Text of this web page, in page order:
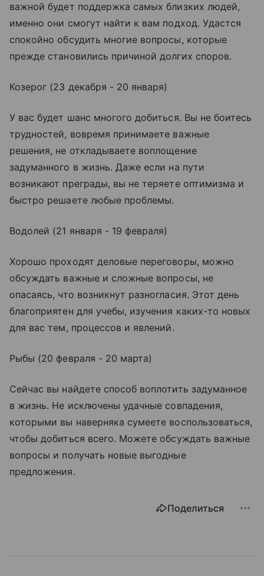
важной будет поддержка самых близких людей,
именно они смогут найти к вам подход. Удастся
спокойно обсудить многие вопросы, которые
прежде становились причиной долгих споров.
Козерог (23 декабря - 20 января)
У вас будет шанс многого добиться. Вы не боитесь
трудностей, вовремя принимаете важные
решения, не откладываете воплощение
задуманного в жизнь. Даже если на пути
возникают преграды, вы не теряете оптимизма и
быстро решаете любые проблемы.
Водолей (21 января - 19 февраля)
Хорошо проходят деловые переговоры, можно
обсуждать важные и сложные вопросы, не
опасаясь, что возникнут разногласия. Этот день
благоприятен для учебы, изучения каких-то новых
для вас тем, процессов и явлений.
Рыбы (20 февраля - 20 марта)
Сейчас вы найдете способ воплотить задуманное
в жизнь. Не исключены удачные совпадения,
которыми вы наверняка сумеете воспользоваться,
чтобы добиться всего. Можете обсуждать важные
вопросы и получать новые выгодные
предложения.
Поделиться